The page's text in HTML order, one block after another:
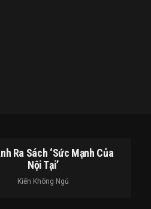
Ra Sách ‘Sức Mạnh Của
Nội Tại’
Kiến Không Ngủ